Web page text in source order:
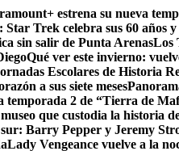
estrena su nueva
Trek celebra sus 60 años
sin salir de Punta ArenasLos
Qué ver este invierno:
Escolares de Historia
a sus siete meses
2 de “Tierra de
que custodia la historia
Barry Pepper y Jeremy
Lady Vengeance vuelve a la